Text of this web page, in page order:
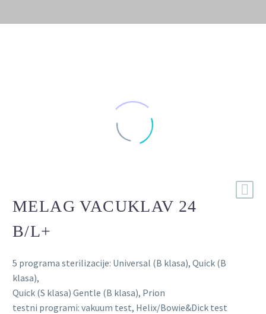
MELAG VACUKLAV 24
B/L+
5 programa sterilizacije: Universal (B klasa), Quick (B
klasa),
Quick (S klasa) Gentle (B klasa), Prion
testni programi: vakuum test, Helix/Bowie&Dick test